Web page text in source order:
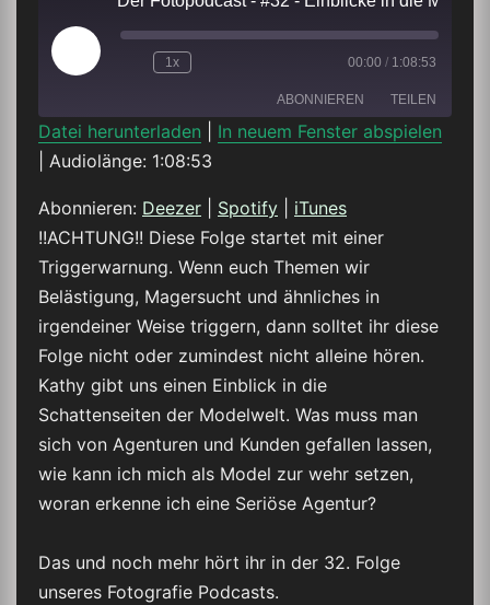
Play
Episode
1x 00:00 / 1:08:53
ABONNIEREN TEILEN
Deezer
RSS FEED
TEILEN
LINK
EMBED
Datei herunterladen
In neuem Fenster abspielen
Audiolänge: 1:08:53
Abonnieren: Deezer Spotify
iTunes
!!ACHTUNG!! Diese Folge startet mit einer
Triggerwarnung. Wenn euch Themen wir
Belästigung, Magersucht und ähnliches in
irgendeiner Weise triggern, dann solltet ihr diese
Folge nicht oder zumindest nicht alleine hören.
Kathy gibt uns einen Einblick in die
Schattenseiten der Modelwelt. Was muss man
sich von Agenturen und Kunden gefallen lassen,
wie kann ich mich als Model zur wehr setzen,
woran erkenne ich eine Seriöse Agentur?
Das und noch mehr hört ihr in der 32. Folge
unseres Fotografie Podcasts.